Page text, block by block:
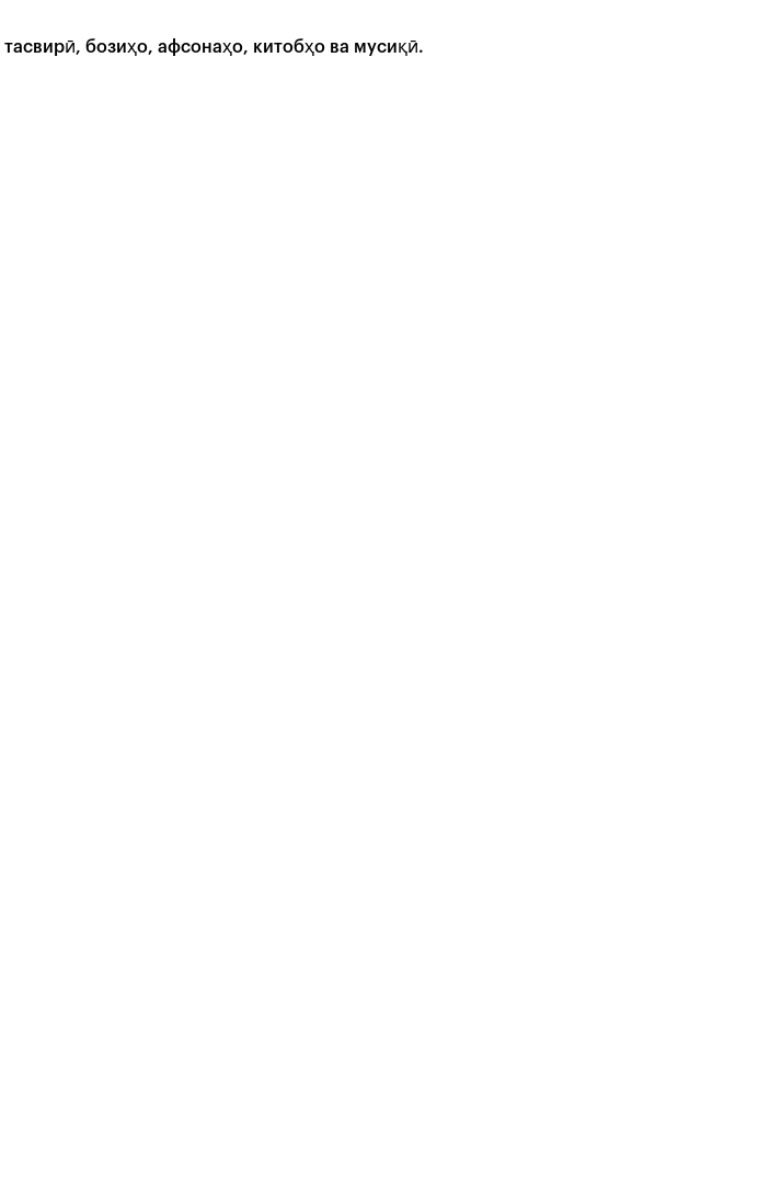
бозиҳо, афсонаҳо, китобҳо ва мусиқӣ.